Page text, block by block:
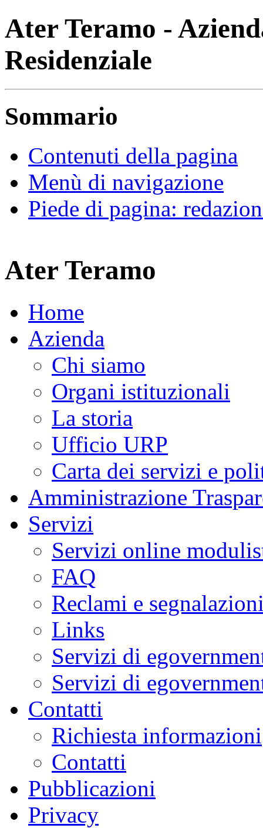
Ater Teramo -
Residenziale
Sommario
Contenuti della pagina
Menù di navigazione
Piede di pagina:
Ater Teramo
Home
Azienda
Chi siamo
Organi istituzionali
La storia
Ufficio URP
Carta dei servizi e
Amministrazione
Servizi
Servizi online
FAQ
Reclami e
Links
Servizi di
Servizi di
Contatti
Richiesta informazioni
Contatti
Pubblicazioni
Privacy